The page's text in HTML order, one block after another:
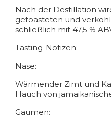
Nach der Destillation
getoasteten und
schließlich mit 47,5 %
Tasting-Notizen:
Nase:
Wärmender Zimt und
Hauch von
Gaumen: